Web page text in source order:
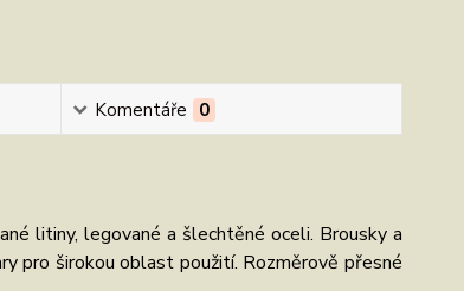
Komentáře 0
litiny, legované a šlechtěné oceli. Brousky a
pro širokou oblast použití. Rozměrově přesné